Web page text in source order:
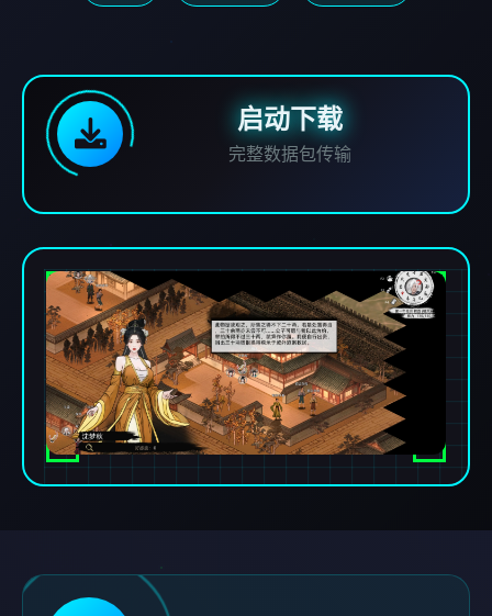
启动下载
完整数据包传输